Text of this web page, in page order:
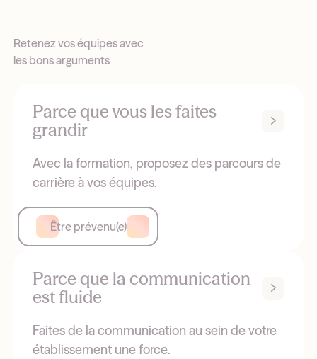
Retenez vos équipes avec
les bons arguments
Parce que vous les faites
grandir
Avec la formation, proposez des parcours de
carrière à vos équipes.
Être prévenu(e)
Parce que la communication
est fluide
Faites de la communication au sein de votre
établissement une force.